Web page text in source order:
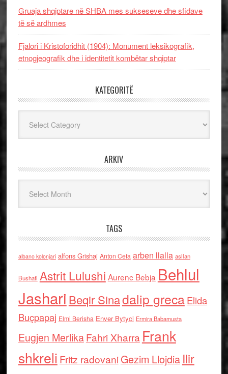
Gruaja shqiptare në SHBA mes sukseseve dhe sfidave
të së ardhmes
Fjalori i Kristoforidhit (1904): Monument leksikografik,
etnogjeografik dhe i identitetit kombëtar shqiptar
KATEGORITË
ARKIV
TAGS
albano kolonjari alfons Grishaj Anton Cefa arben llalla asllan
Bushati Astrit Lulushi Aurenc Bebja Behlul
Jashari Beqir Sinadalip grecaElida
Buçpapaj Elmi Berisha Enver Bytyci Ermira Babamusta
Eugjen MerlikaFahri Xharra Frank
shkreli Fritz radovaniGezim Llojdia Ilir